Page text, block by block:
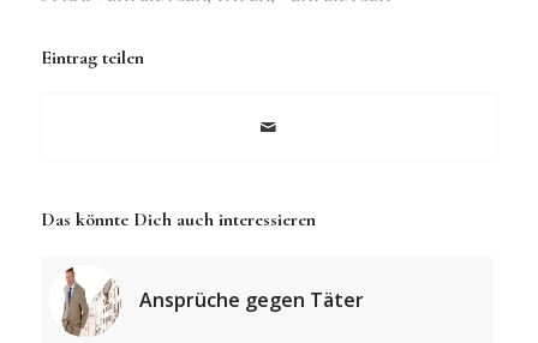
Eintrag teilen
Das könnte Dich auch interessieren
Ansprüche gegen Täter